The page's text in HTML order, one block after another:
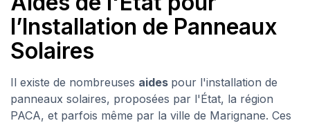
l’Installation de Panneaux
Solaires
Il existe de nombreuses aides pour l'installation de
panneaux solaires, proposées par l'État, la région
PACA, et parfois même par la ville de Marignane. Ces